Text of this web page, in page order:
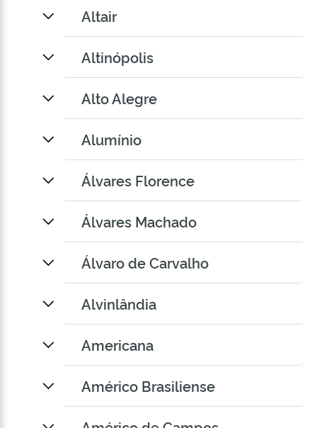
Altair
Altinópolis
Alto Alegre
Alumínio
Álvares Florence
Álvares Machado
Álvaro de Carvalho
Alvinlândia
Americana
Américo Brasiliense